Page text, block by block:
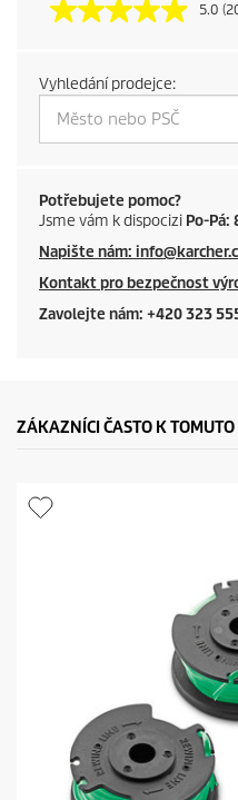
c
t
p
i
c
e
5.0
Vyhledání prodejce:
Potřebujete pomoc?
Jsme vám k dispocizi Po-Pá:
Napište nám:
Kontakt pro bezpečnost
Zavolejte nám: +420 323
ZÁKAZNÍCI ČASTO K